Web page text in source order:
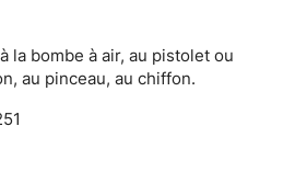
la bombe à air, au pistolet ou
au pinceau, au chiffon.